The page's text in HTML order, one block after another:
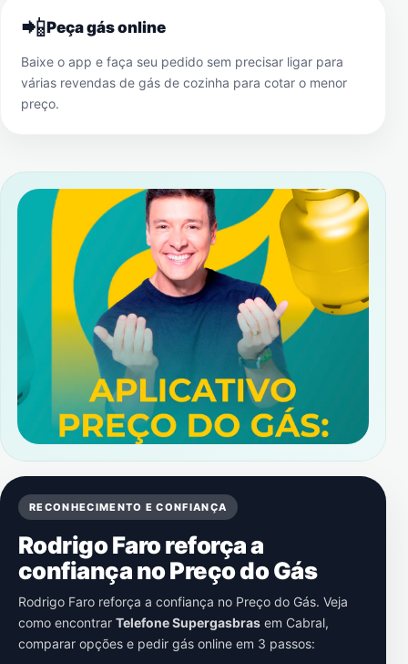
📲Peça gás online
Baixe o app e faça seu pedido sem precisar ligar para
várias revendas de gás de cozinha para cotar o menor
preço.
RECONHECIMENTO E CONFIANÇA
Rodrigo Faro reforça a
confiança no Preço do Gás
Rodrigo Faro reforça a confiança no Preço do Gás. Veja
como encontrar Telefone Supergasbras em Cabral,
comparar opções e pedir gás online em 3 passos: